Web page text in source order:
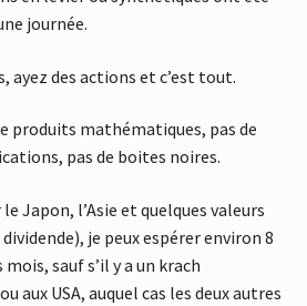
journée.
ayez des actions et c’est tout.
produits mathématiques, pas de
pas de boites noires.
Japon, l’Asie et quelques valeurs
je peux espérer environ 8
sauf s’il y a un krach
aux USA, auquel cas les deux autres